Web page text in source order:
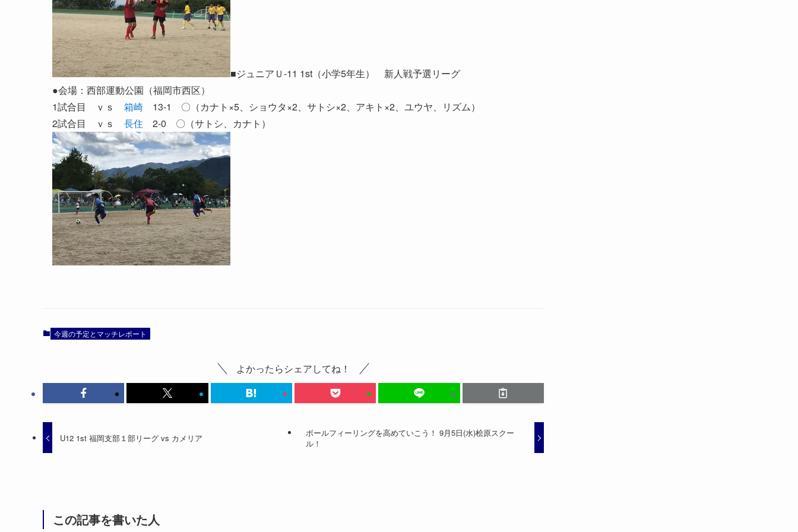
■ジュニアＵ-11 1st（小学5年生） 新人戦予選リーグ
●会場：西部運動公園（福岡市西区）
1試合目 ｖｓ 箱崎 13-1 〇（カナト×5、ショウタ×2、サトシ×2、アキト×2、ユウヤ、リズム）
2試合目 ｖｓ 長住 2-0 〇（サトシ、カナト）
今週の予定とマッチレポート
よかったらシェアしてね！
U12 1st 福岡支部１部リーグ vs カメリア
ボールフィーリングを高めていこう！ 9月5日(水)桧原スクー
ル！
この記事を書いた人